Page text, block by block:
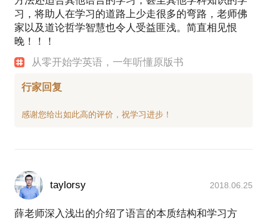
习，将助人在学习的道路上少走很多的弯路，老师佛
家以及道论哲学智慧也令人受益匪浅。简直相见恨
晚！！！
从零开始学英语，一年听懂原版书
行家回复
taylorsy 2018.06.25
薛老师深入浅出的介绍了语言的本质结构和学习方